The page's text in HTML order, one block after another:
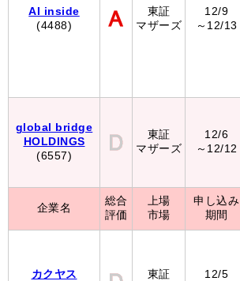
AI inside
(4488)
global bridge
HOLDINGS
(6557)
企業名
カクヤス
東証
マザーズ
12/9
～12/13
東証
マザーズ
12/6
～12/12
総合
評価
上場
市場
申し込み
期間
東証
12/5